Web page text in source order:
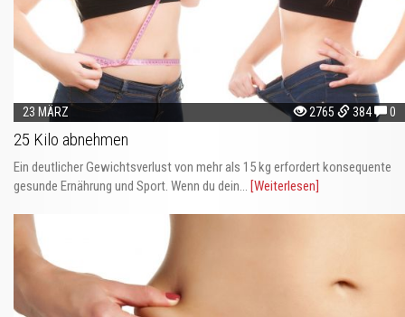
23 MÄRZ 2765 384 0
25 Kilo abnehmen
Ein deutlicher Gewichtsverlust von mehr als 15 kg erfordert konsequente
gesunde Ernährung und Sport. Wenn du dein... [Weiterlesen]